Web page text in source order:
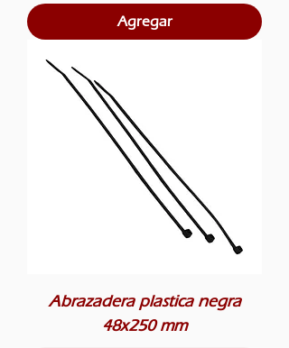
Agregar
Abrazadera plastica negra
48x250 mm